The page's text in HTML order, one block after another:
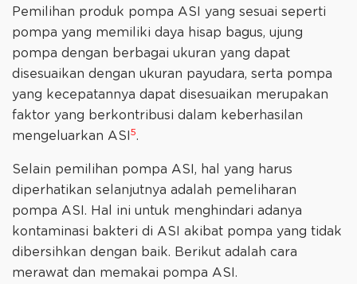
Pemilihan produk pompa ASI yang sesuai seperti
pompa yang memiliki daya hisap bagus, ujung
pompa dengan berbagai ukuran yang dapat
disesuaikan dengan ukuran payudara, serta pompa
yang kecepatannya dapat disesuaikan merupakan
faktor yang berkontribusi dalam keberhasilan
mengeluarkan ASI 5.
Selain pemilihan pompa ASI, hal yang harus
diperhatikan selanjutnya adalah pemeliharan
pompa ASI. Hal ini untuk menghindari adanya
kontaminasi bakteri di ASI akibat pompa yang tidak
dibersihkan dengan baik. Berikut adalah cara
merawat dan memakai pompa ASI.